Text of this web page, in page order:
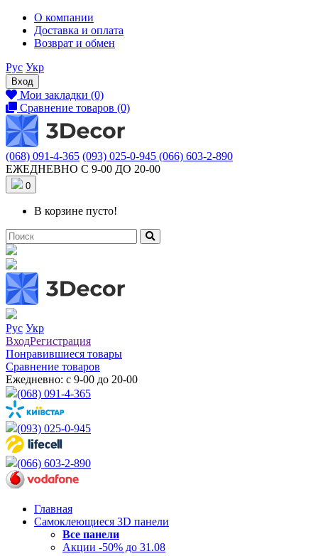
О компании
Доставка и оплата
Возврат и обмен
Рус Укр
Вход
Мои закладки (0)
Сравнение товаров (0)
(068) 091-4-365 (093) 025-0-945 (066) 603-2-890
ЕЖЕДНЕВНО С 9-00 ДО 20-00
0
В корзине пусто!
Рус Укр
ВходРегистрация
Понравившиеся товары
Сравнение товаров
Ежедневно: с 9-00 до 20-00
(068) 091-4-365
(093) 025-0-945
(066) 603-2-890
Главная
Самоклеющиеся 3D панели
Все панели
Акции -50% до 31.08